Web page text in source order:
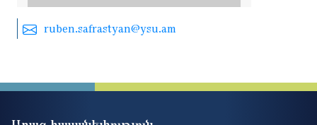
ruben.safrastyan@ysu.am